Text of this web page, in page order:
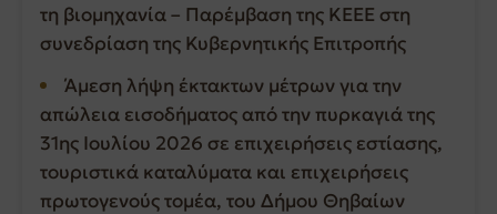
τη βιομηχανία – Παρέμβαση της ΚΕΕΕ στη
συνεδρίαση της Κυβερνητικής Επιτροπής
Άμεση λήψη έκτακτων μέτρων για την
απώλεια εισοδήματος από την πυρκαγιά της
31ης Ιουλίου 2026 σε επιχειρήσεις εστίασης,
τουριστικά καταλύματα και επιχειρήσεις
πρωτογενούς τομέα, του Δήμου Θηβαίων